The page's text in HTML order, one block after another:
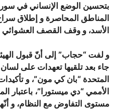
بتحسين الوضع الإنساني في
المناطق المحاصرة و إطلاق
الأسد، و وقف القصف العشوائي
و لفت “حجاب” إلى أنّ قبول
جاء بعد تلقيها تعهدات على لسان
المتحدة “بان كي مون”، و
الأممي “دي ميستورا”، باعتبار
مستوى التفاوض مع النظام، و